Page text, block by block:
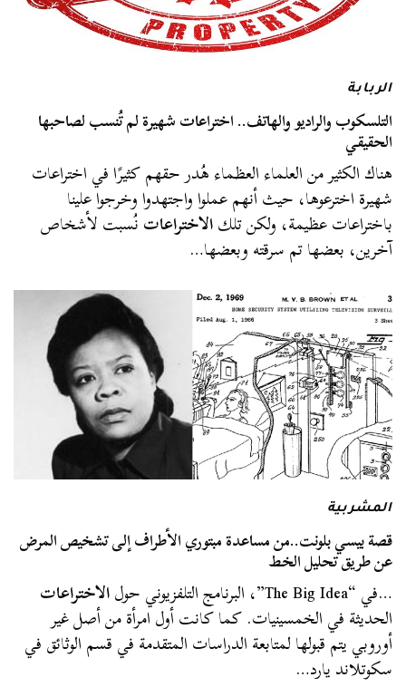
الربابة
التلسكوب والراديو والهاتف.. اختراعات شهيرة لم تُنسب لصاحبها
الحقيقي
هناك الكثير من العلماء العظماء هُدر حقهم كثيرًا في اختراعات
شهيرة اخترعوها، حيث أنهم عملوا واجتهدوا وخرجوا علينا
باختراعات عظيمة، ولكن تلكالاختراعاتنُسبت لأشخاص
آخرين، بعضها تم سرقته وبعضها…
المشربية
قصة بيسي بلونت..من مساعدة مبتوري الأطراف إلى تشخيص المرض
عن طريق تحليل الخط
…في “The Big Idea”، البرنامج التلفزيوني حول الاختراعات
الحديثة في الخمسينيات. كما كانت أول امرأة من أصل غير
أوروبي يتم قبولها لمتابعة الدراسات المتقدمة في قسم الوثائق في
سكوتلاند يارد…